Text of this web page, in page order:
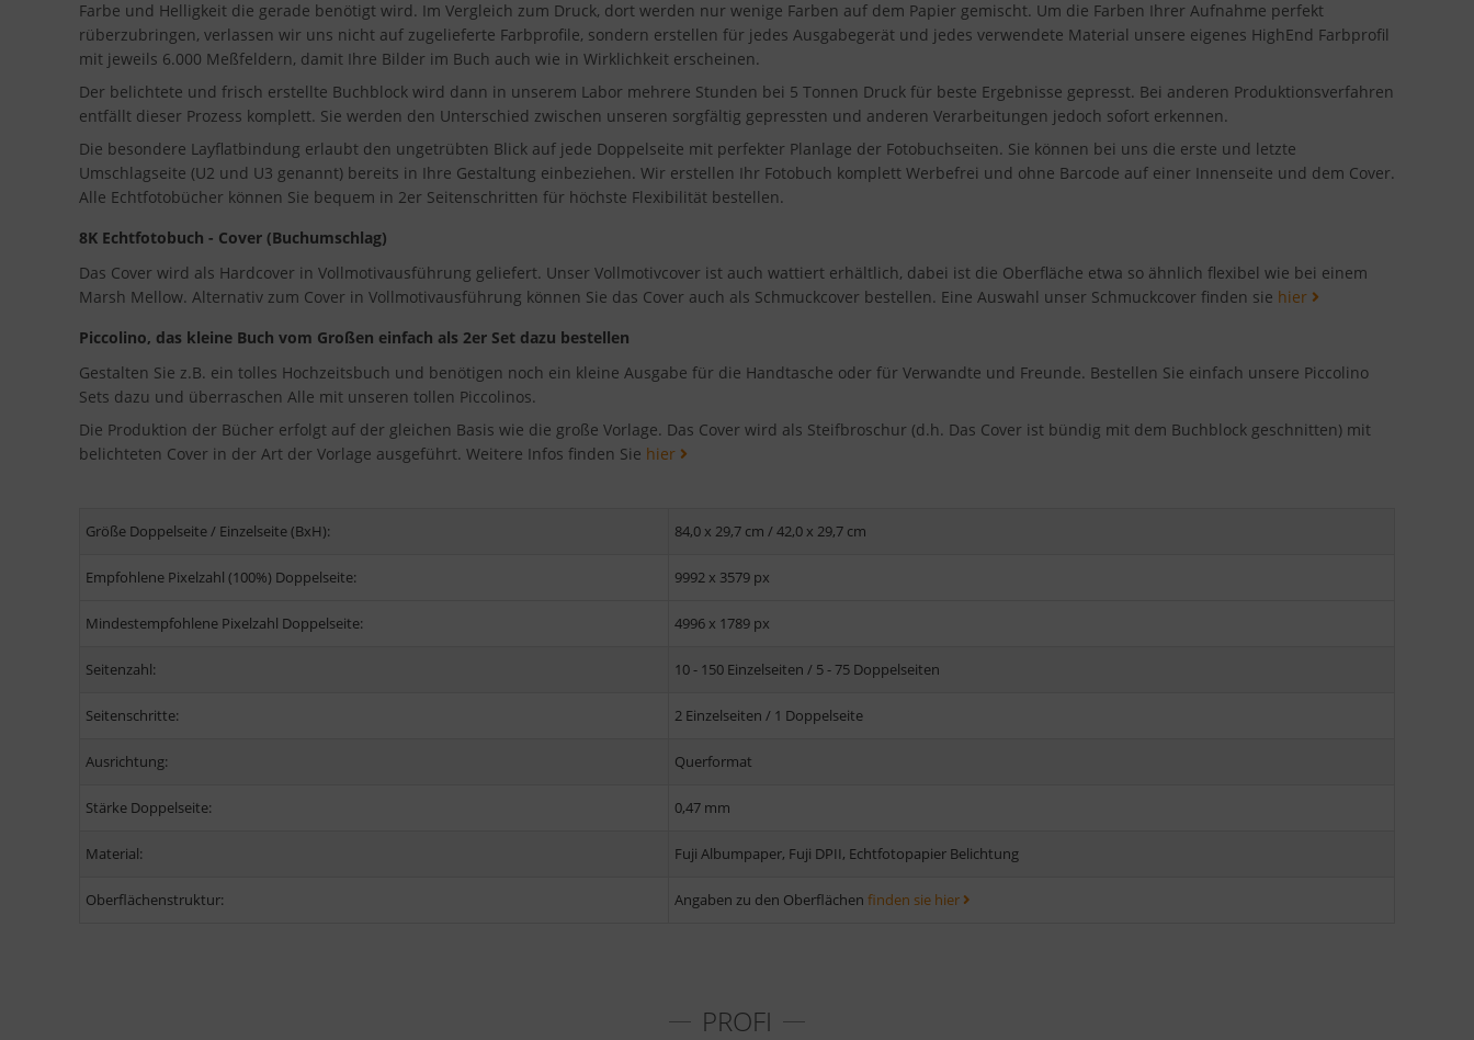
Farbe und Helligkeit die gerade benötigt wird. Im Vergleich zum Druck, dort werden nur wenige Farben auf dem Papier gemischt. Um die Farben Ihrer Aufnahme perfekt
rüberzubringen, verlassen wir uns nicht auf zugelieferte Farbprofile, sondern erstellen für jedes Ausgabegerät und jedes verwendete Material unsere eigenes HighEnd Farbprofil
mit jeweils 6.000 Meßfeldern, damit Ihre Bilder im Buch auch wie in Wirklichkeit erscheinen.
Der belichtete und frisch erstellte Buchblock wird dann in unserem Labor mehrere Stunden bei 5 Tonnen Druck für beste Ergebnisse gepresst. Bei anderen Produktionsverfahren
entfällt dieser Prozess komplett. Sie werden den Unterschied zwischen unseren sorgfältig gepressten und anderen Verarbeitungen jedoch sofort erkennen.
Die besondere Layflatbindung erlaubt den ungetrübten Blick auf jede Doppelseite mit perfekter Planlage der Fotobuchseiten. Sie können bei uns die erste und letzte
Umschlagseite (U2 und U3 genannt) bereits in Ihre Gestaltung einbeziehen. Wir erstellen Ihr Fotobuch komplett Werbefrei und ohne Barcode auf einer Innenseite und dem Cover.
Alle Echtfotobücher können Sie bequem in 2er Seitenschritten für höchste Flexibilität bestellen.
8K Echtfotobuch - Cover (Buchumschlag)
Das Cover wird als Hardcover in Vollmotivausführung geliefert. Unser Vollmotivcover ist auch wattiert erhältlich, dabei ist die Oberfläche etwa so ähnlich flexibel wie bei einem
Marsh Mellow. Alternativ zum Cover in Vollmotivausführung können Sie das Cover auch als Schmuckcover bestellen. Eine Auswahl unser Schmuckcover finden sie hier
Piccolino, das kleine Buch vom Großen einfach als 2er Set dazu bestellen
Gestalten Sie z.B. ein tolles Hochzeitsbuch und benötigen noch ein kleine Ausgabe für die Handtasche oder für Verwandte und Freunde. Bestellen Sie einfach unsere Piccolino
Sets dazu und überraschen Alle mit unseren tollen Piccolinos.
Die Produktion der Bücher erfolgt auf der gleichen Basis wie die große Vorlage. Das Cover wird als Steifbroschur (d.h. Das Cover ist bündig mit dem Buchblock geschnitten) mit
belichteten Cover in der Art der Vorlage ausgeführt. Weitere Infos finden Sie hier
Größe Doppelseite / Einzelseite (BxH): 84,0 x 29,7 cm / 42,0 x 29,7 cm
Empfohlene Pixelzahl (100%) Doppelseite: 9992 x 3579 px
Mindestempfohlene Pixelzahl Doppelseite: 4996 x 1789 px
Seitenzahl: 10 - 150 Einzelseiten / 5 - 75 Doppelseiten
Seitenschritte: 2 Einzelseiten / 1 Doppelseite
Ausrichtung: Querformat
Stärke Doppelseite: 0,47 mm
Material: Fuji Albumpaper, Fuji DPII, Echtfotopapier Belichtung
Oberflächenstruktur: Angaben zu den Oberflächen finden sie hier
PROFI